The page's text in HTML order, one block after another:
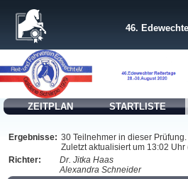
46.
ZEITPLAN STARTLISTE
Ergebnisse: 30 Teilnehmer in dieser Prüfung.
Zuletzt aktualisiert um 13:02
Richter:
Dr. Jitka Haas
Alexandra Schneider